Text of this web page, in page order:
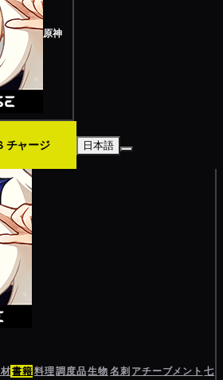
原神
チャージ 日本語
書籍料理調度品生物名刺 アチーブメント 七